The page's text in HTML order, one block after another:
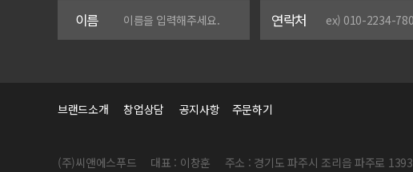
이름 연락처
브랜드소개 창업상담 공지사항 주문하기
(주)씨앤에스푸드 대표 : 이창훈 주소 : 경기도 파주시 조리읍 파주로 1393